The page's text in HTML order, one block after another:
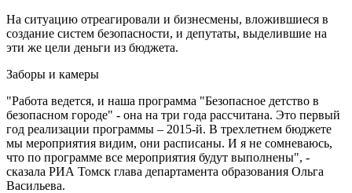
На ситуацию отреагировали и бизнесмены, вложившиеся в
создание систем безопасности, и депутаты, выделившие на
эти же цели деньги из бюджета.
Заборы и камеры
"Работа ведется, и наша программа "Безопасное детство в
безопасном городе" - она на три года рассчитана. Это первый
год реализации программы – 2015-й. В трехлетнем бюджете
мы мероприятия видим, они расписаны. И я не сомневаюсь,
что по программе все мероприятия будут выполнены", -
сказала РИА Томск глава департамента образования Ольга
Васильева.